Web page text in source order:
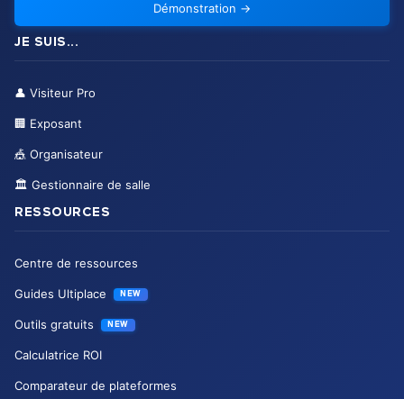
Démonstration →
JE SUIS...
👤 Visiteur Pro
🏢 Exposant
🎪 Organisateur
🏛️ Gestionnaire de salle
RESSOURCES
Centre de ressources
Guides Ultiplace NEW
Outils gratuits NEW
Calculatrice ROI
Comparateur de plateformes